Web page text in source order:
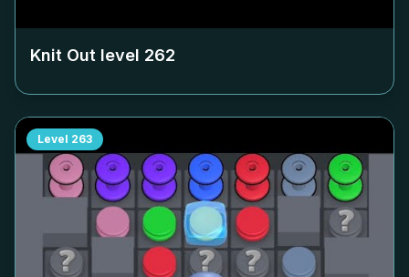
Knit Out level 262
Level 263